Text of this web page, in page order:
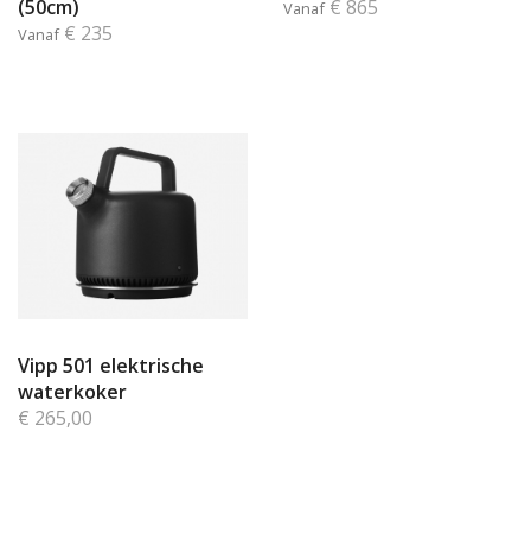
(50cm)
Vanaf € 235
Vanaf € 865
Vipp 501 elektrische
waterkoker
€ 265,00